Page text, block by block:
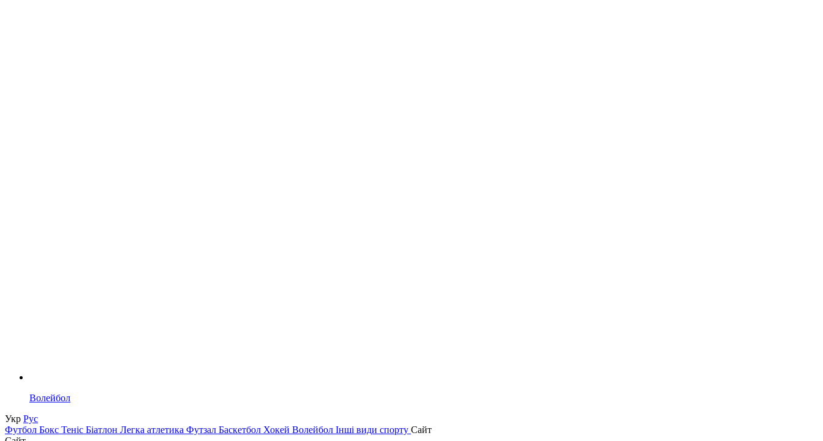
Волейбол
Укр Рус
Футбол Бокс Теніс Біатлон Легка атлетика Футзал Баскетбол Хокей Волейбол Інші види спорту Сайт